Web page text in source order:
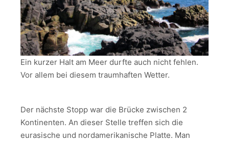
Ein kurzer Halt am Meer durfte auch nicht fehlen.
Vor allem bei diesem traumhaften Wetter.
Der nächste Stopp war die Brücke zwischen 2
Kontinenten. An dieser Stelle treffen sich die
eurasische und nordamerikanische Platte. Man